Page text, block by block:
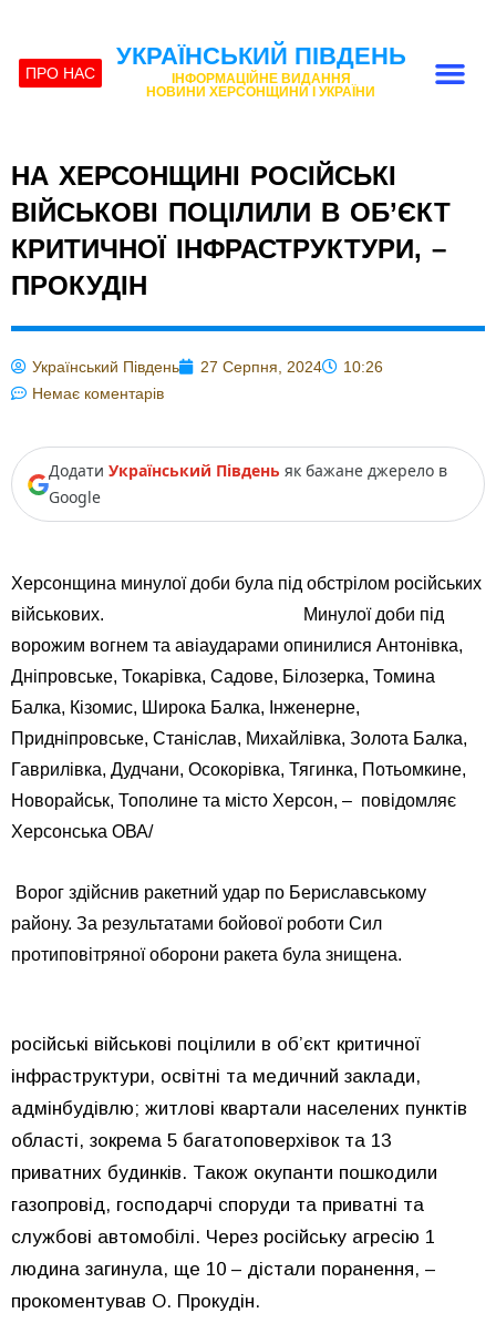
ПРО НАС
УКРАЇНСЬКИЙ ПІВДЕНЬ
ІНФОРМАЦІЙНЕ ВИДАННЯ
НОВИНИ ХЕРСОНЩИНИ І УКРАЇНИ
НА ХЕРСОНЩИНІ РОСІЙСЬКІ
ВІЙСЬКОВІ ПОЦІЛИЛИ В ОБ’ЄКТ
КРИТИЧНОЇ ІНФРАСТРУКТУРИ, –
ПРОКУДІН
Український Південь 27 Серпня, 2024
10:26
Немає коментарів
Додати Український Південь як бажане джерело в
Google
Херсонщина минулої доби була під обстрілом російських
військових. Минулої доби під
ворожим вогнем та авіаударами опинилися Антонівка,
Дніпровське, Токарівка, Садове, Білозерка, Томина
Балка, Кізомис, Широка Балка, Інженерне,
Придніпровське, Станіслав, Михайлівка, Золота Балка,
Гаврилівка, Дудчани, Осокорівка, Тягинка, Потьомкине,
Новорайськ, Тополине та місто Херсон, – повідомляє
Херсонська ОВА/
Ворог здійснив ракетний удар по Бериславському
району. За результатами бойової роботи Сил
протиповітряної оборони ракета була знищена.
російські військові поцілили в об’єкт критичної
інфраструктури, освітні та медичний заклади,
адмінбудівлю; житлові квартали населених пунктів
області, зокрема 5 багатоповерхівок та 13
приватних будинків. Також окупанти пошкодили
газопровід, господарчі споруди та приватні та
службові автомобілі. Через російську агресію 1
людина загинула, ще 10 – дістали поранення, –
прокоментував О. Прокудін.